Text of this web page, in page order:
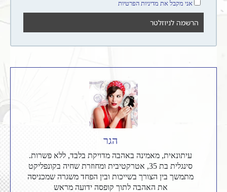
אני מקבל את מדיניות הפרטיות
הגר
עיתונאית, מאמינה באהבה מדויקת בלבד, ללא פשרות.
סינגלית בת 35, אטרקטיבית ומחוזרת שחיה בקונפליקט
מתמשך בין הצורך בשייכות ובין הפחד משגרה שמכניסה
את האהבה לתוך קופסה ידועה מראש